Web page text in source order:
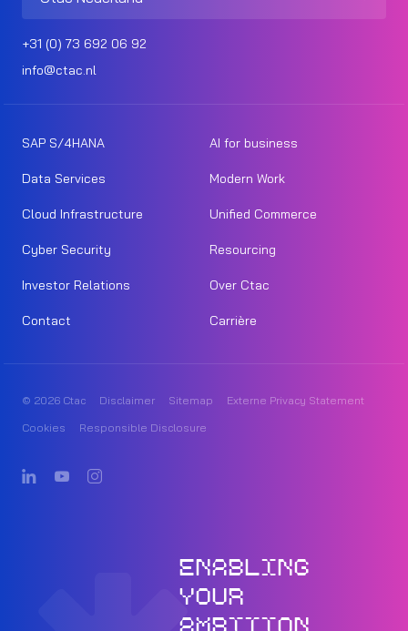
+31 (0) 73 692 06 92
info@ctac.nl
SAP S/4HANA AI for business
Data Services Modern Work
Cloud Infrastructure Unified Commerce
Cyber Security Resourcing
Investor Relations Over Ctac
Contact Carrière
© 2026 Ctac Disclaimer Sitemap
Externe Privacy Statement
Cookies
Responsible Disclosure
ENABLING
YOUR